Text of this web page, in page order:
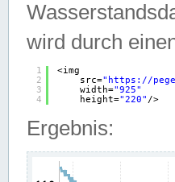
wird durch
1
2
3
4
<img
src=" https://
width="925"
height="220" />
Ergebnis: